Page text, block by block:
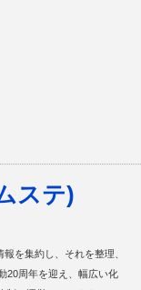
ステ)
を集約し、それを整理、
20周年を迎え、幅広い化